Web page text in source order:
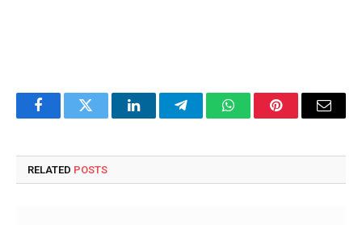
FacebookTwitter LinkedInTelegramWhatsAppPinterestEmail
RELATED POSTS